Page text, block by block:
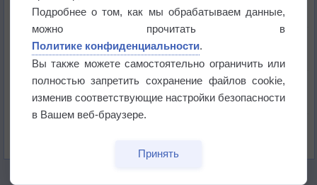
В Приморье обнаружены морские волны тепла
Изменение климата повлияло на ареал обитания
бабочек
Погода в Екатеринбурге 6 августа
Подробнее о том, как мы обрабатываем данные,
можно прочитать в
Политике конфиденциальности.
Вы также можете самостоятельно ограничить или
полностью запретить сохранение файлов cookie,
изменив соответствующие настройки безопасности
в Вашем веб-браузере.
Принять